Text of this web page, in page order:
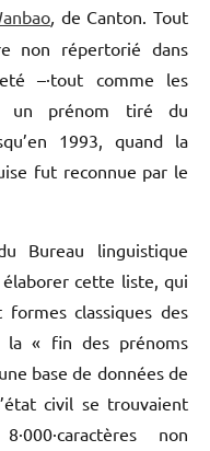
, de Canton. Tout
non répertorié dans
–·tout comme les
un prénom tiré du
1993, quand la
fut reconnue par le
Bureau linguistique
élaborer cette liste, qui
classiques des
la « fin des prénoms
base de données de
civil se trouvaient
non